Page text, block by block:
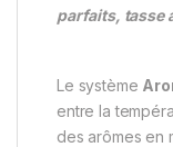
parfaits, tasse
Le système
entre la
des arômes en